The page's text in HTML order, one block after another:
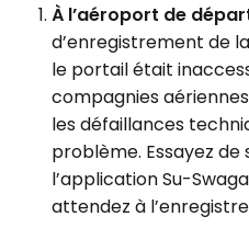
À l’aéroport de
d’enregistrement de
le portail était
compagnies
les défaillances
problème. Essayez
l’application Su-
attendez à